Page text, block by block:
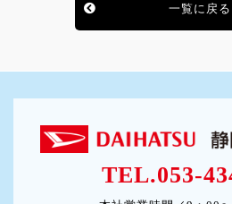
一覧に戻る
TEL.053-